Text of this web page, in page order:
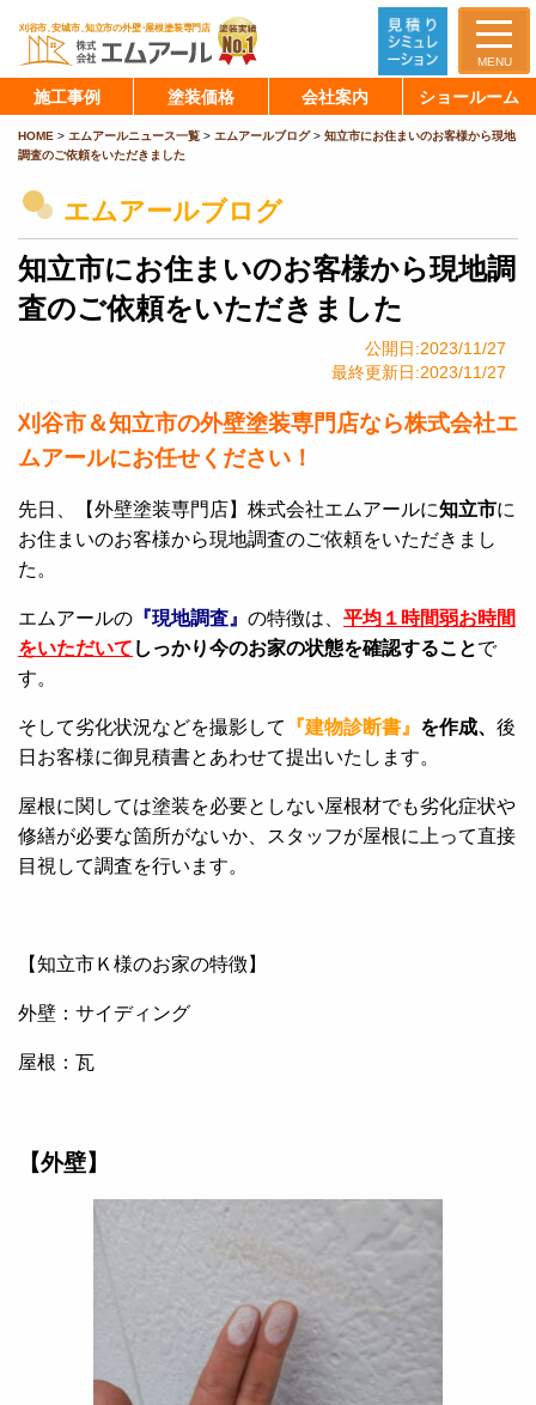
MENU
施工事例 塗装価格 会社案内 ショールーム
HOME > エムアールニュース一覧 > エムアールブログ> 知立市にお住まいのお客様から現地
調査のご依頼をいただきました
エムアールブログ
知立市にお住まいのお客様から現地調
査のご依頼をいただきました
公開日:2023/11/27
最終更新日:2023/11/27
刈谷市＆知立市の外壁塗装専門店なら株式会社エ
ムアールにお任せください！
先日、【外壁塗装専門店】株式会社エムアールに知立市に
お住まいのお客様から現地調査のご依頼をいただきまし
た。
エムアールの 『現地調査』 の特徴は、 平均１時間弱お時間
をいただいて しっかり今のお家の状態を確認することで
す。
そして劣化状況などを撮影して 『建物診断書』 を作成、 後
日お客様に御見積書とあわせて提出いたします。
屋根に関しては塗装を必要としない屋根材でも劣化症状や
修繕が必要な箇所がないか、スタッフが屋根に上って直接
目視して調査を行います。
【知立市Ｋ様のお家の特徴】
外壁：サイディング
屋根：瓦
【外壁】